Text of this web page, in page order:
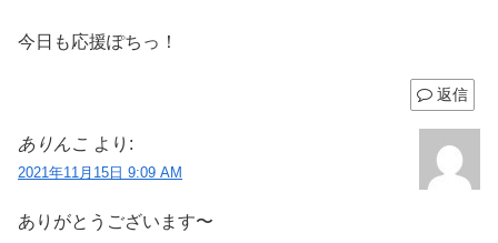
今日も応援ぽちっ！
返信
ありんこ より:
2021年11月15日 9:09 AM
ありがとうございます〜